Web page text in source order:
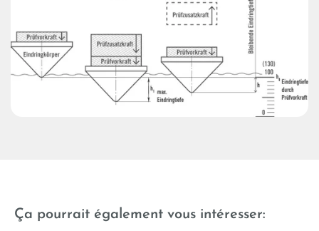
Ça pourrait également vous intéresser:
Mesure de différence de profondeur
Évaluation automatique
Évaluation optique